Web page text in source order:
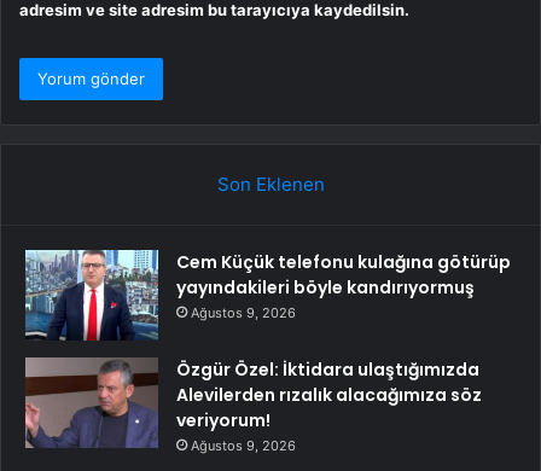
adresim ve site adresim bu tarayıcıya kaydedilsin.
Son Eklenen
Cem Küçük telefonu kulağına götürüp
yayındakileri böyle kandırıyormuş
Ağustos 9, 2026
Özgür Özel: İktidara ulaştığımızda
Alevilerden rızalık alacağımıza söz
veriyorum!
Ağustos 9, 2026